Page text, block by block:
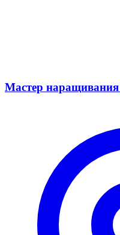
Мастер наращивания